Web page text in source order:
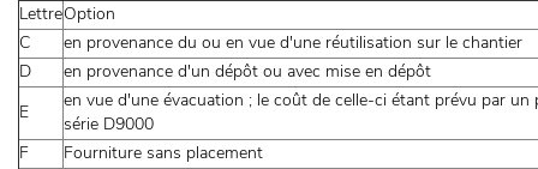
LettreOption
C
en provenance du ou en vue d'une réutilisation sur le chantier
D
en provenance d'un dépôt ou avec mise en dépôt
E
en vue d'une évacuation ; le coût de celle-ci étant prévu par un
série D9000
F
Fourniture sans placement